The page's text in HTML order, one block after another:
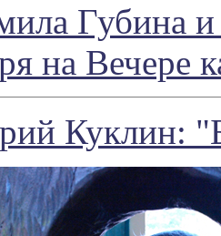
Губина и
на Вечере
Куклин: